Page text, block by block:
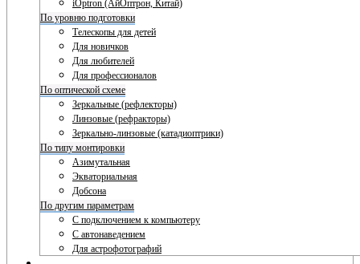
iOptron (АйОптрон, Китай)
По уровню подготовки
Телескопы для детей
Для новичков
Для любителей
Для профессионалов
По оптической схеме
Зеркальные (рефлекторы)
Линзовые (рефракторы)
Зеркально-линзовые (катадиоптрики)
По типу монтировки
Азимутальная
Экваториальная
Добсона
По другим параметрам
С подключением к компьютеру
С автонаведением
Для астрофотографий